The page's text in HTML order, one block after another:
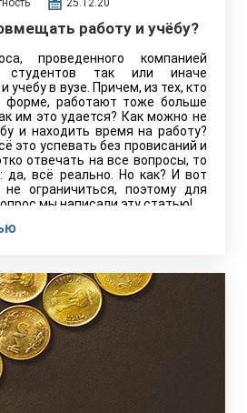
25.12.20
работу и учёбу?
проведенного компанией
студентов так или иначе
в вузе. Причем, из тех, кто
форме, работают тоже больше
им это удается? Как можно не
и находить время на работу?
это успевать без провисаний и
отвечать на все вопросы, то
да, всё реально. Но как? И вот
ограничиться, поэтому для
мы написали эту статью!